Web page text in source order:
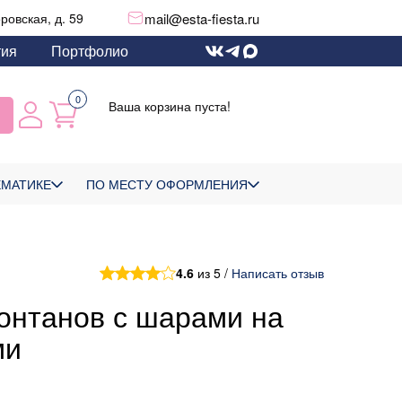
д. 59 mail@esta-fiesta.ru
Портфолио
0 Ваша корзина пуста!
ПО МЕСТУ ОФОРМЛЕНИЯ
4.6 из 5 / Написать отзыв
с шарами на